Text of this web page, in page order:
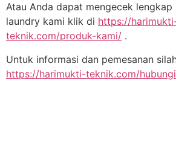
Atau Anda dapat mengecek lengkap
laundry kami klik di https://
teknik.com/produk-kami/ .
Untuk informasi dan pemesanan
https://harimukti-teknik.com/